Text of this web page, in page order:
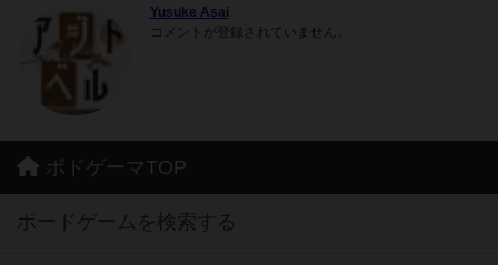
Yusuke Asai
コメントが登録されていません。
ボドゲーマTOP
ボードゲームを検索する